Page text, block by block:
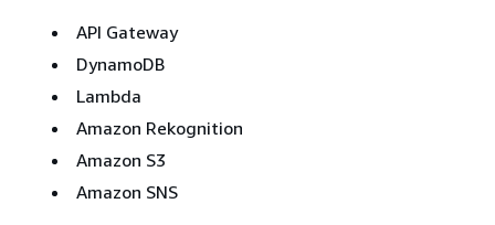
API Gateway
DynamoDB
Lambda
Amazon Rekognition
Amazon S3
Amazon SNS